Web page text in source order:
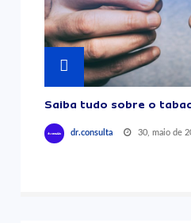
Saiba tudo sobre o
dr.consulta 30, maio de